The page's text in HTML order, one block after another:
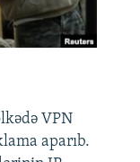
VPN
aparıb.